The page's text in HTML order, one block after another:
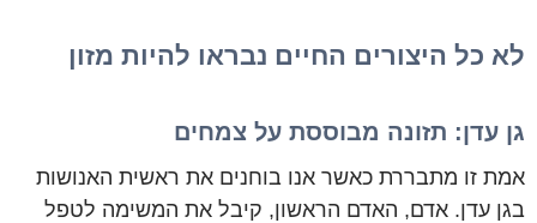
לא כל היצורים החיים נבראו להיות מזון
גן עדן: תזונה מבוססת על צמחים
אמת זו מתבררת כאשר אנו בוחנים את ראשית האנושות
בגן עדן. אדם, האדם הראשון, קיבל את המשימה לטפל